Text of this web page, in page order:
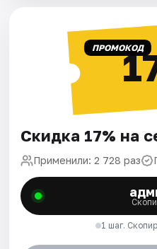
ПРОМОКОД
Скидка 17% на
Применили: 2 728 раз
1 шаг.